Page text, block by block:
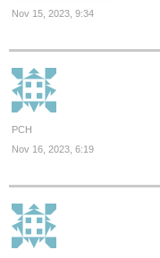
Nov 15, 2023, 9:34
PCH
Nov 16, 2023, 6:19